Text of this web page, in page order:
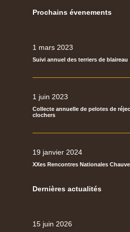
Prochains évenements
1 mars 2023
Suivi annuel des terriers de blaireau
1 juin 2023
Collecte annuelle de pelotes de
clochers
19 janvier 2024
XXes Rencontres Nationales
Dernières actualités
15 juin 2026